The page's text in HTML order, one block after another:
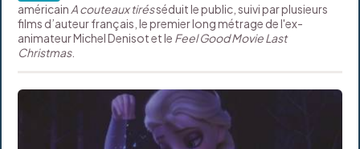
américain A couteaux tirésséduit le public, suivi par plusieurs
films d’auteur français, le premier long métrage de l'ex-
animateur Michel Denisot et le Feel Good MovieLast
Christmas.